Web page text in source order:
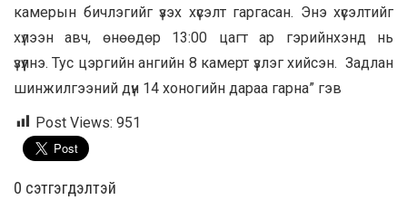
камерын бичлэгийг үзэх хүсэлт гаргасан. Энэ хүсэлтийг
хүлээн авч, өнөөдөр 13:00 цагт ар гэрийнхэнд нь
үзүүлнэ. Тус цэргийн ангийн 8 камерт үзлэг хийсэн. Задлан
шинжилгээний дүн 14 хоногийн дараа гарна” гэв
Post Views: 951
0 cэтгэгдэлтэй